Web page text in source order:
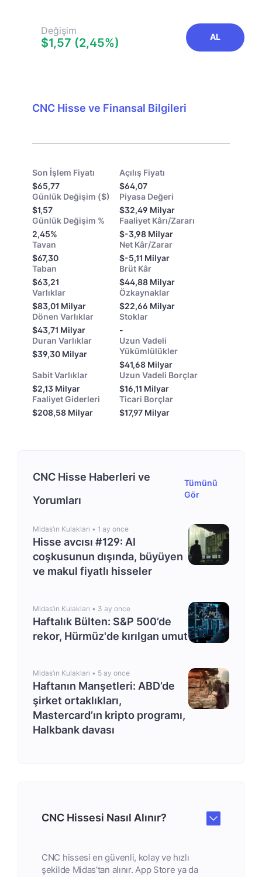
Değişim
$1,57 (2,45%) AL
CNC Hisse ve Finansal Bilgileri
Son İşlem Fiyatı
$65,77
Açılış Fiyatı
$64,07
Günlük Değişim ($)
$1,57
Piyasa Değeri
$32,49 Milyar
Günlük Değişim %
2,45%
Faaliyet Kârı/Zararı
$-3,98 Milyar
Tavan
$67,30
Net Kâr/Zarar
$-5,11 Milyar
Taban
$63,21
Brüt Kâr
$44,88 Milyar
Varlıklar
$83,01 Milyar
Özkaynaklar
$22,66 Milyar
Dönen Varlıklar
$43,71 Milyar
Stoklar
-
Duran Varlıklar
$39,30 Milyar
Uzun Vadeli
Yükümlülükler
$41,68 Milyar
Sabit Varlıklar
$2,13 Milyar
Uzun Vadeli Borçlar
$16,11 Milyar
Faaliyet Giderleri
$208,58 Milyar
Ticari Borçlar
$17,97 Milyar
CNC Hisse Haberleri ve
Yorumları
Tümünü
Gör
Midas’ın Kulakları • 1 ay once
Hisse avcısı #129: AI
coşkusunun dışında, büyüyen
ve makul fiyatlı hisseler
Midas’ın Kulakları • 3 ay once
Haftalık Bülten: S&P 500’de
rekor, Hürmüz'de kırılgan umut
Midas’ın Kulakları • 5 ay once
Haftanın Manşetleri: ABD’de
şirket ortaklıkları,
Mastercard’ın kripto programı,
Halkbank davası
CNC Hissesi Nasıl Alınır?
CNC hissesi en güvenli, kolay ve hızlı
şekilde Midas’tan alınır. App Store ya da